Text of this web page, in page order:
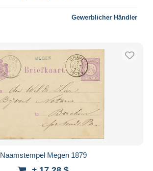
Gewerblicher Händler
Naamstempel Megen 1879